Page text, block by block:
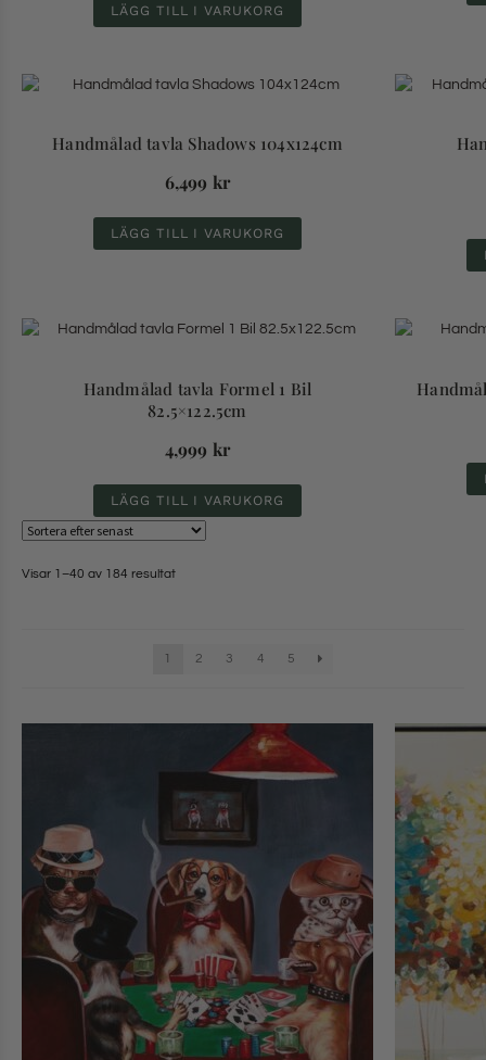
LÄGG TILL I VARUKORG
Handmålad tavla Shadows 104x124cm
6,499 kr
LÄGG TILL I VARUKORG
Handmålad tavla Formel 1 Bil
82.5×122.5cm
4,999 kr
LÄGG TILL I VARUKORG
Visar 1–40 av 184 resultat
1 2 3 4 5